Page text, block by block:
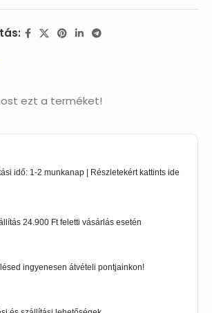
ezt a terméket!
idő: 1-2 munkanap | Részletekért kattints ide
24.900 Ft feletti vásárlás esetén
ingyenesen átvételi pontjainkon!